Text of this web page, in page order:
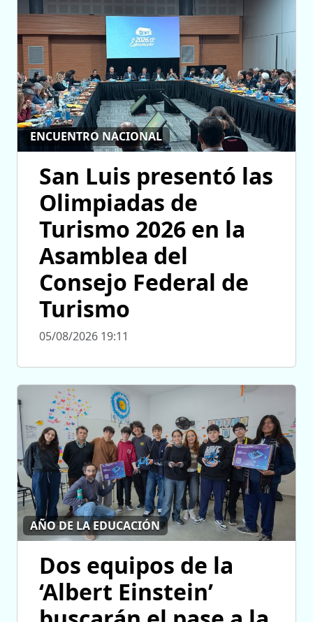
ENCUENTRO NACIONAL
San Luis presentó las
Olimpiadas de
Turismo 2026 en la
Asamblea del
Consejo Federal de
Turismo
05/08/2026 19:11
AÑO DE LA EDUCACIÓN
Dos equipos de la
‘Albert Einstein’